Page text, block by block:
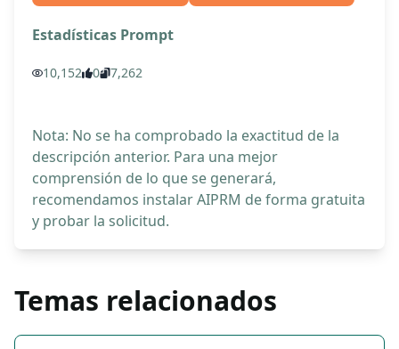
Estadísticas Prompt
10,152 0 7,262
Nota: No se ha comprobado la exactitud de la
descripción anterior. Para una mejor
comprensión de lo que se generará,
recomendamos instalar AIPRM de forma gratuita
y probar la solicitud.
Temas relacionados